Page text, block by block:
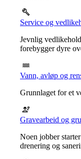
Service og
Jevnlig
forebygger dyre
Vann, avløp og
Grunnlaget for et
Gravearbeid og
Noen jobber
drenering og